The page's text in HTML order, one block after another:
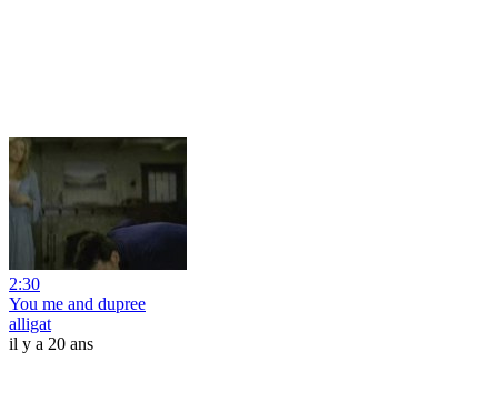
2:30
You me and dupree
alligat
il y a 20 ans